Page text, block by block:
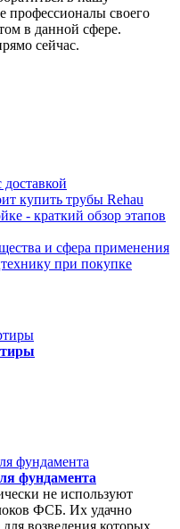
профессионалы своего
в данной сфере.
сейчас.
купить трубы Rehau
- краткий обзор этапов
и сфера применения
при покупке
фундамента
не используют
ФСБ. Их удачно
возведения которых